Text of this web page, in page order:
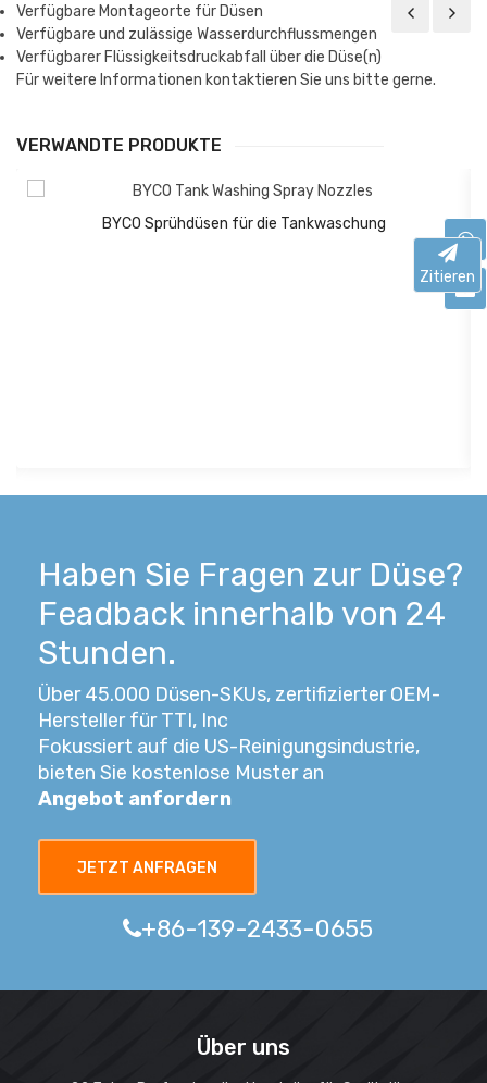
Verfügbare Montageorte für Düsen
Verfügbare und zulässige Wasserdurchflussmengen
Verfügbarer Flüssigkeitsdruckabfall über die Düse(n)
Für weitere Informationen kontaktieren Sie uns bitte gerne.
VERWANDTE PRODUKTE
BYCO Sprühdüsen für die Tankwaschung
Haben Sie Fragen zur Düse?
Feadback innerhalb von 24
Stunden.
Über 45.000 Düsen-SKUs, zertifizierter OEM-
Hersteller für TTI, Inc
Fokussiert auf die US-Reinigungsindustrie,
bieten Sie kostenlose Muster an
Angebot anfordern
JETZT ANFRAGEN
+86-139-2433-0655
Über uns
Zitieren